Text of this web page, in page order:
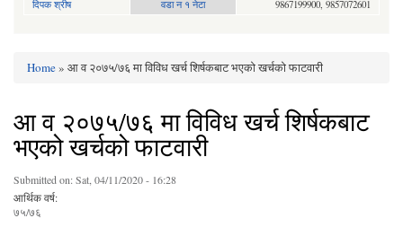
दिपक श्रीष
वडा न १ नेटा 9867199900, 9857072601
Home» आ व २०७५/७६ मा विविध खर्च शिर्षकबाट भएको खर्चको फाटवारी
आ व २०७५/७६ मा विविध खर्च शिर्षकबाट
भएको खर्चको फाटवारी
Submitted on:Sat, 04/11/2020 - 16:28
आर्थिक वर्ष:
७५/७६